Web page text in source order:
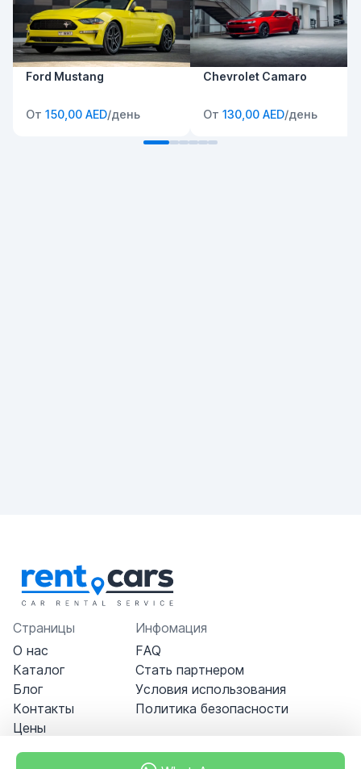
Ford Mustang
От 150,00 AED/день
Chevrolet Camaro
От 130,00 AED/день
Страницы
О нас
Каталог
Блог
Контакты
Цены
Инфомация
FAQ
Стать партнером
Условия использования
Политика безопасности